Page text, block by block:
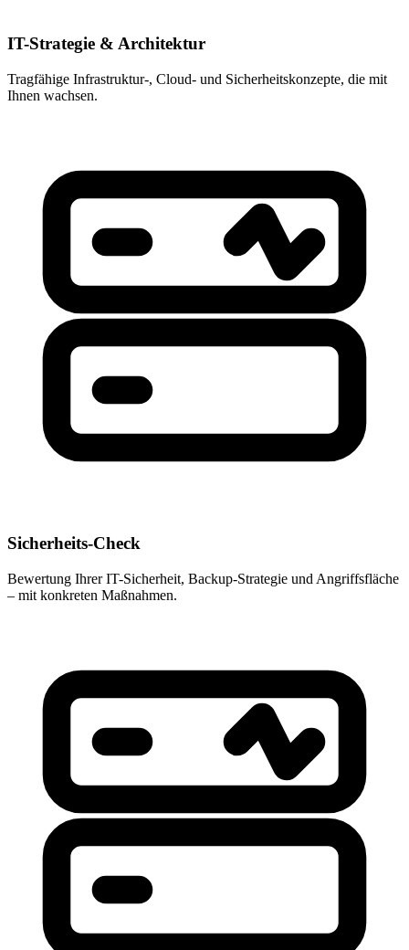
IT-Strategie & Architektur
Tragfähige Infrastruktur-, Cloud- und Sicherheitskonzepte, die mit
Ihnen wachsen.
Sicherheits-Check
Bewertung Ihrer IT-Sicherheit, Backup-Strategie und Angriffsfläche
– mit konkreten Maßnahmen.